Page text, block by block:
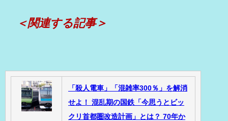
＜関連する記事＞
「殺人電車」「混雑率300％」を解消
せよ！ 混乱期の国鉄「今思うとビッ
クリ首都圏改造計画」とは？ 70年か